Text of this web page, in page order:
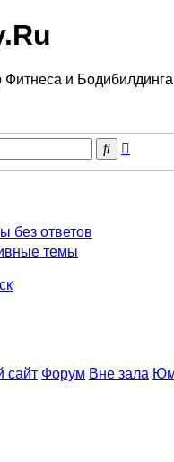
и Бодибилдинга
Поиск
без ответов
темы
сайт Форум Вне зала